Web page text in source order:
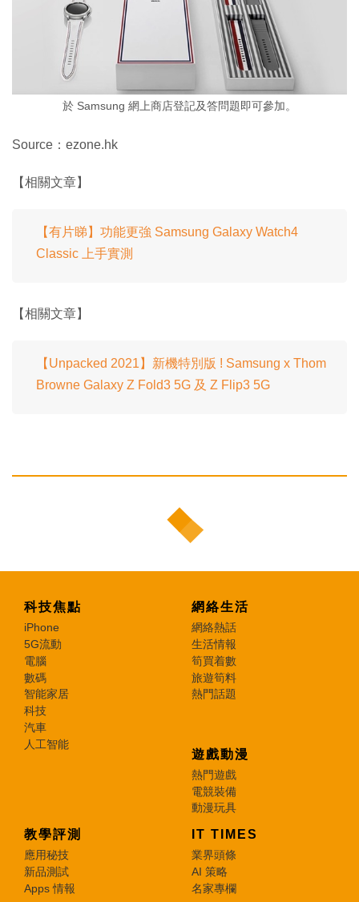
於 Samsung 網上商店登記及答問題即可參加。
Source：ezone.hk
【相關文章】
【有片睇】功能更強 Samsung Galaxy Watch4
Classic 上手實測
【相關文章】
【Unpacked 2021】新機特別版 ! Samsung x Thom
Browne Galaxy Z Fold3 5G 及 Z Flip3 5G
科技焦點
iPhone
5G流動
電腦
數碼
智能家居
科技
汽車
人工智能
網絡生活
網絡熱話
生活情報
筍買着數
旅遊筍料
熱門話題
遊戲動漫
熱門遊戲
電競裝備
動漫玩具
教學評測
應用秘技
新品測試
Apps 情報
IT TIMES
業界頭條
AI 策略
名家專欄